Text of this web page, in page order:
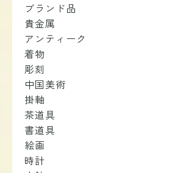
ブランド品
貴金属
アンティーク
着物
彫刻
中国美術
掛軸
茶道具
書道具
絵画
時計